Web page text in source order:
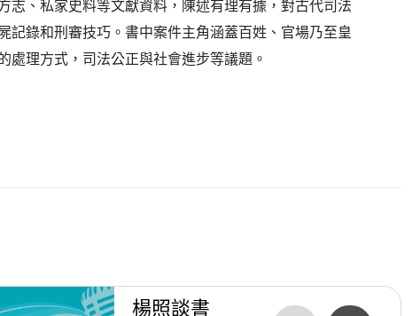
志、私家史料等文獻資料，陳述有理有據，對古代司法
記錄和刑審技巧。書中案件主角涵蓋百姓、官場乃至皇
處理方式，司法公正與社會進步等議題。
楊照談書